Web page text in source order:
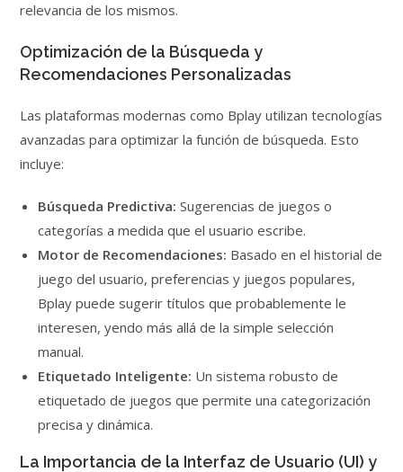
relevancia de los mismos.
Optimización de la Búsqueda y
Recomendaciones Personalizadas
Las plataformas modernas como Bplay utilizan tecnologías
avanzadas para optimizar la función de búsqueda. Esto
incluye:
Búsqueda Predictiva: Sugerencias de juegos o
categorías a medida que el usuario escribe.
Motor de Recomendaciones: Basado en el historial de
juego del usuario, preferencias y juegos populares,
Bplay puede sugerir títulos que probablemente le
interesen, yendo más allá de la simple selección
manual.
Etiquetado Inteligente: Un sistema robusto de
etiquetado de juegos que permite una categorización
precisa y dinámica.
La Importancia de la Interfaz de Usuario (UI) y